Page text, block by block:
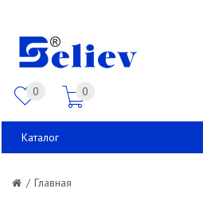
0 0
Каталог
/ Главная